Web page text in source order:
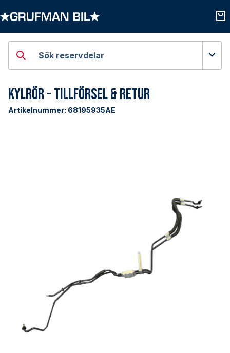
Sök reservdelar
Kylrör - Tillförsel & Retur
Artikelnummer: 68195935AE